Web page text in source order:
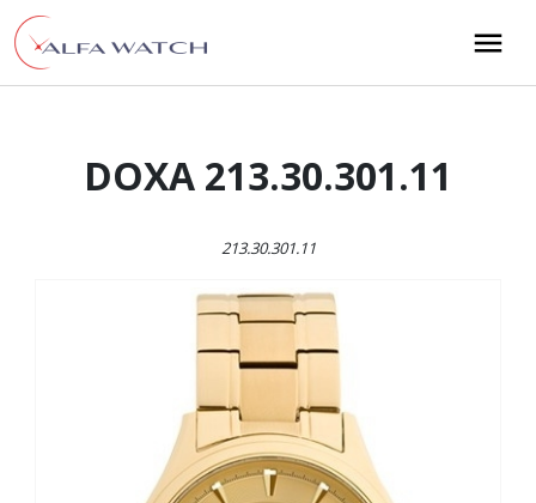
Przejdź do treści
Main Navigation
DOXA 213.30.301.11
213.30.301.11